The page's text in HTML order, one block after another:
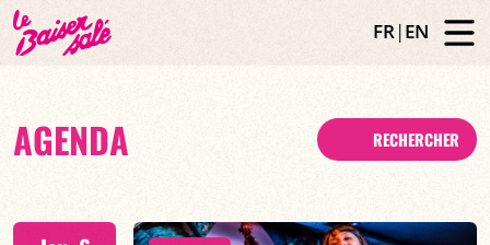
FR|EN
AGENDA RECHERCHER